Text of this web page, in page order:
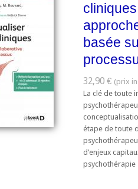
basée
32,90 €
La clé de toute
étape de toute
d’enjeux
psychothérapie